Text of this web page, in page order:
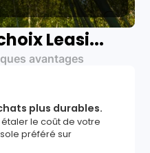
Leasi...
avantages
plus durables.
le coût de votre
préféré sur